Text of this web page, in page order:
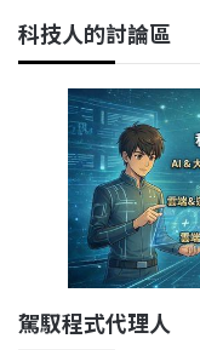
科技人的討論區
駕馭程式代理人